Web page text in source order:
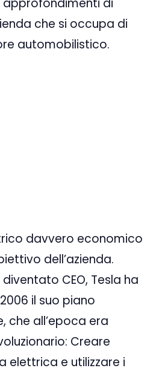
di
che si occupa di
automobilistico.
davvero economico
dell’azienda.
CEO, Tesla ha
il suo piano
che all’epoca era
Creare
elettrica e utilizzare i